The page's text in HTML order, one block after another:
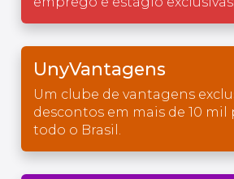
UnyVantagens
Um clube de vantagens
descontos em mais de 10 mil
todo o Brasil.